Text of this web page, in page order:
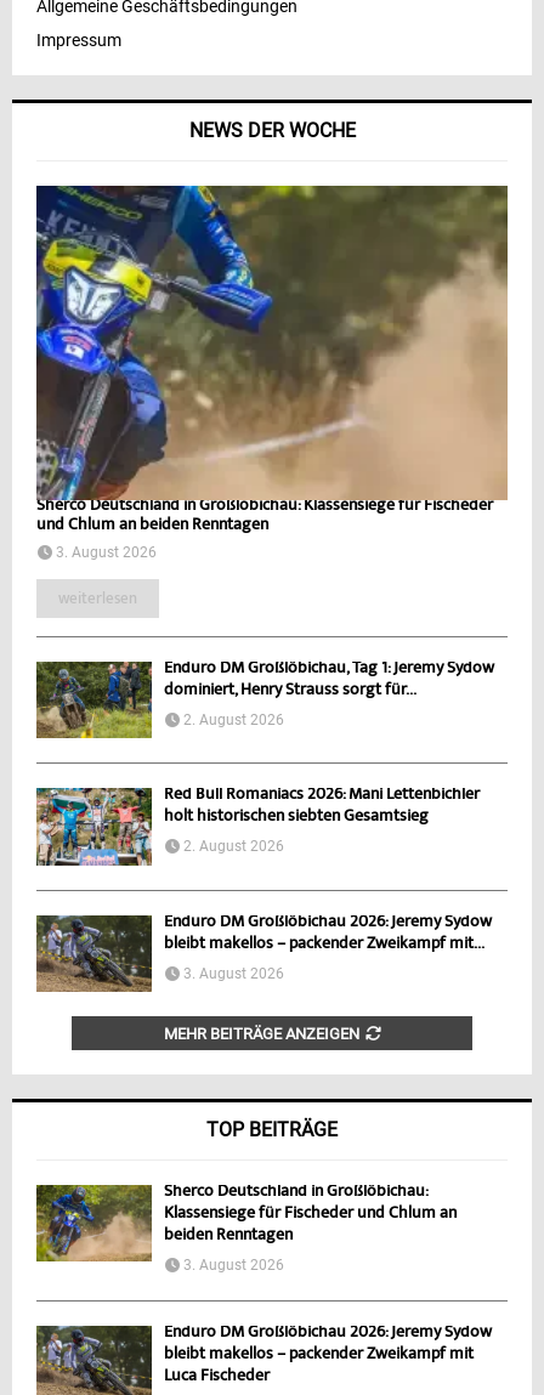
NEWS DER WOCHE
Sherco Deutschland in Großlöbichau: Klassensiege für Fischeder
und Chlum an beiden Renntagen
3. August 2026
weiterlesen
Enduro DM Großlöbichau, Tag 1: Jeremy Sydow
dominiert, Henry Strauss sorgt für...
2. August 2026
Red Bull Romaniacs 2026: Mani Lettenbichler
holt historischen siebten Gesamtsieg
2. August 2026
Enduro DM Großlöbichau 2026: Jeremy Sydow
bleibt makellos – packender Zweikampf mit...
3. August 2026
MEHR BEITRÄGE ANZEIGEN
TOP BEITRÄGE
Sherco Deutschland in Großlöbichau:
Klassensiege für Fischeder und Chlum an
beiden Renntagen
3. August 2026
Enduro DM Großlöbichau 2026: Jeremy Sydow
bleibt makellos – packender Zweikampf mit
Luca Fischeder
Allgemeine Geschäftsbedingungen
Impressum